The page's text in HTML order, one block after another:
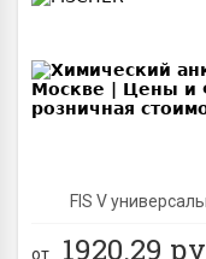
FIS V
от 1920.29